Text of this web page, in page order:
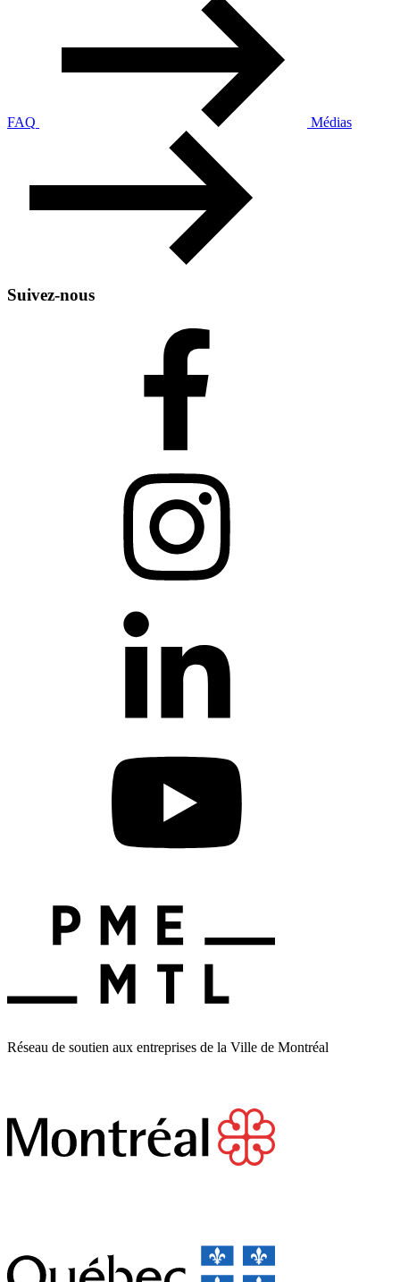
FAQ Médias
Suivez-nous
Réseau de soutien aux entreprises de la Ville de Montréal